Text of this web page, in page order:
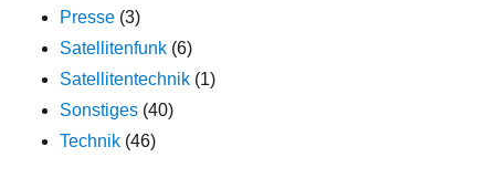
Presse (3)
Satellitenfunk (6)
Satellitentechnik (1)
Sonstiges (40)
Technik (46)